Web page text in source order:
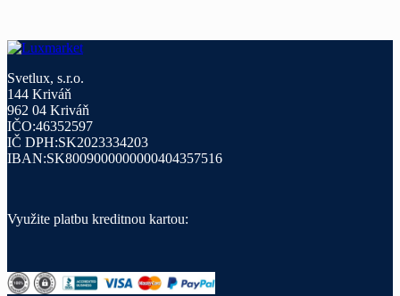
Svetlux, s.r.o.
144 Kriváň
962 04 Kriváň
IČO:46352597
IČ DPH:SK2023334203
IBAN:SK8009000000000404357516
Využite platbu kreditnou kartou: